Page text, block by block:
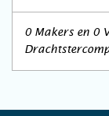
0 Makers en 0